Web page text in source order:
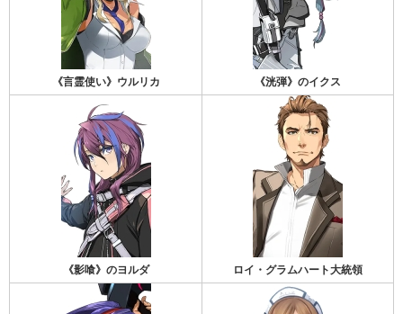
《言霊使い》ウルリカ 《洸弾》のイクス
《影喰》のヨルダ ロイ・グラムハート大統領